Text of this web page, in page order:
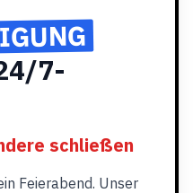
7-
schließen
Feierabend. Unser